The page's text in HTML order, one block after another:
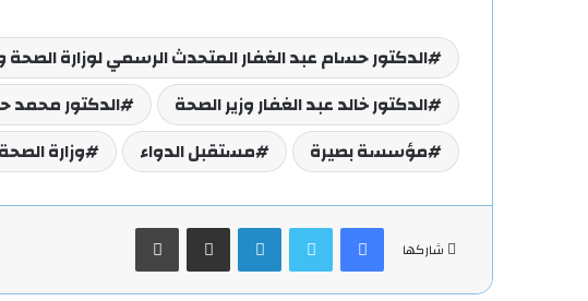
الدكتور حسام عبد الغفار المتحدث الرسمي لوزارة
الدكتور خالد عبد الغفار وزير الصحة
الدكتور محمد
مؤسسة بصيرة
مستقبل الدواء وزارة
شاركها
فيسبوكتويتر لينكدإن مشاركة عبر البريد طباعة